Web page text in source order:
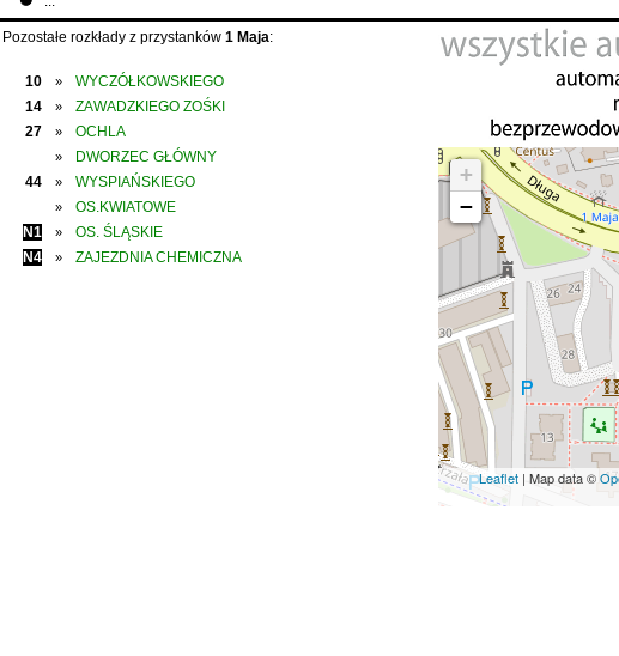
Pozostałe rozkłady z przystanków 1 Maja:
10 »
WYCZÓŁKOWSKIEGO
14
»
ZAWADZKIEGO ZOŚKI
27
» OCHLA
»
DWORZEC GŁÓWNY
44
» WYSPIAŃSKIEGO
»
OS.KWIATOWE
N1
»
OS. ŚLĄSKIE
N4
» ZAJEZDNIA CHEMICZNA
+
−
Leaflet | Map data ©